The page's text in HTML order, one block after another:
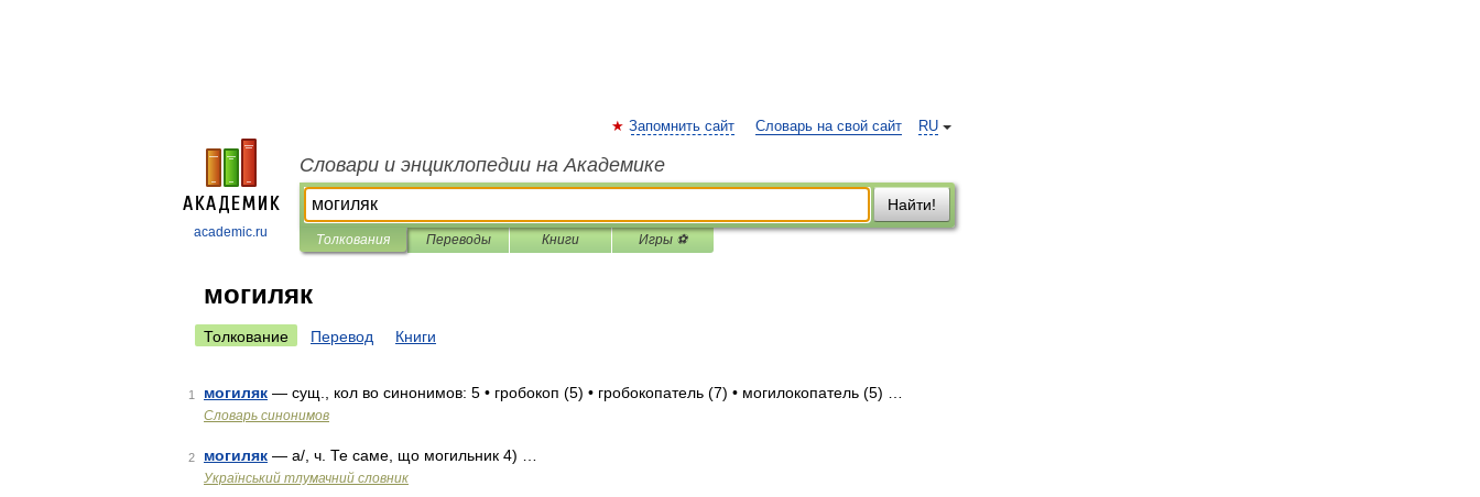
academic.ru
RU
Запомнить сайт Словарь на свой сайт
Словари и энциклопедии на Академике
Найти!
Толкования Переводы Книги Игры ⚽
могиляк
Толкование Перевод Книги
1 могиляк — сущ., кол во синонимов: 5 • гробокоп (5) • гробокопатель (7) • могилокопатель (5) …
Словарь синонимов
2 могиляк — а/, ч. Те саме, що могильник 4) …
Український тлумачний словник